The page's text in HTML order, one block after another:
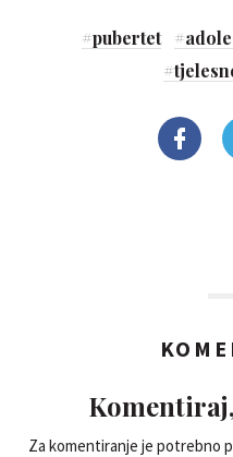
#pubertet #
#
Za komentiranje je potrebno